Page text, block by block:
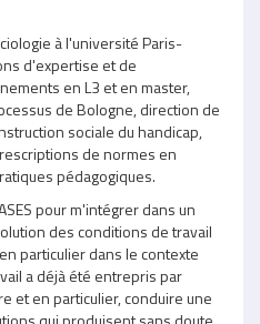
à l'université Paris-
d'expertise et de
en L3 et en master,
de Bologne, direction de
sociale du handicap,
de normes en
pédagogiques.
pour m'intégrer dans un
des conditions de travail
particulier dans le contexte
a déjà été entrepris par
et en particulier, conduire une